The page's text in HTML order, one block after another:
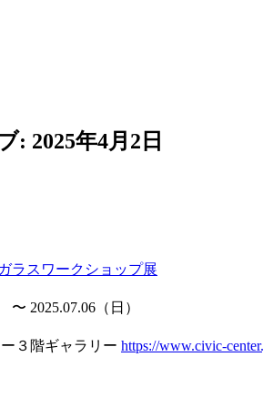
: 2025年4月2日
ラスワークショップ展
〜 2025.07.06（日）
３階ギャラリー https://www.civic-